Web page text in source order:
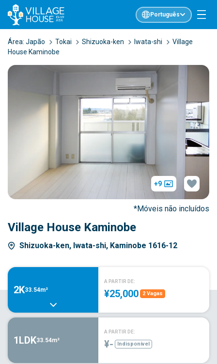
Português
Área: Japão Tokai Shizuoka-ken Iwata-shi
Village
House Kaminobe
Village House Kaminobe
Shizuoka-ken, Iwata-shi, Kaminobe 1616-12
+9
*Móveis não incluídos
2K33.54m²
A PARTIR DE:
¥25,000 2 Vagas
1LDK33.54m²
A PARTIR DE:
¥- Indisponível